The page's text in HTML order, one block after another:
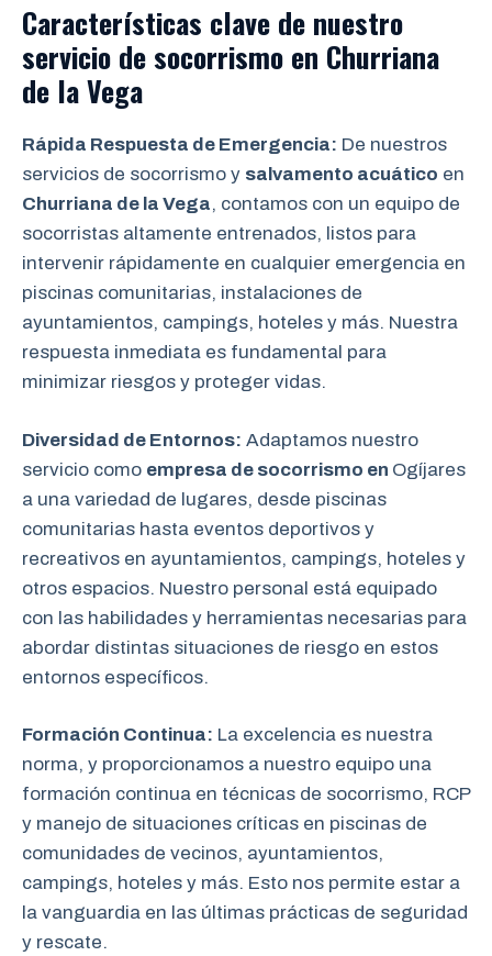
Características clave de nuestro
servicio de socorrismo en Churriana
de la Vega
Rápida Respuesta de Emergencia: De nuestros
servicios de socorrismo y salvamento acuático en
Churriana de la Vega, contamos con un equipo de
socorristas altamente entrenados, listos para
intervenir rápidamente en cualquier emergencia en
piscinas comunitarias, instalaciones de
ayuntamientos, campings, hoteles y más. Nuestra
respuesta inmediata es fundamental para
minimizar riesgos y proteger vidas.
Diversidad de Entornos: Adaptamos nuestro
servicio como empresa de socorrismo en Ogíjares
a una variedad de lugares, desde piscinas
comunitarias hasta eventos deportivos y
recreativos en ayuntamientos, campings, hoteles y
otros espacios. Nuestro personal está equipado
con las habilidades y herramientas necesarias para
abordar distintas situaciones de riesgo en estos
entornos específicos.
Formación Continua: La excelencia es nuestra
norma, y proporcionamos a nuestro equipo una
formación continua en técnicas de socorrismo, RCP
y manejo de situaciones críticas en piscinas de
comunidades de vecinos, ayuntamientos,
campings, hoteles y más. Esto nos permite estar a
la vanguardia en las últimas prácticas de seguridad
y rescate.